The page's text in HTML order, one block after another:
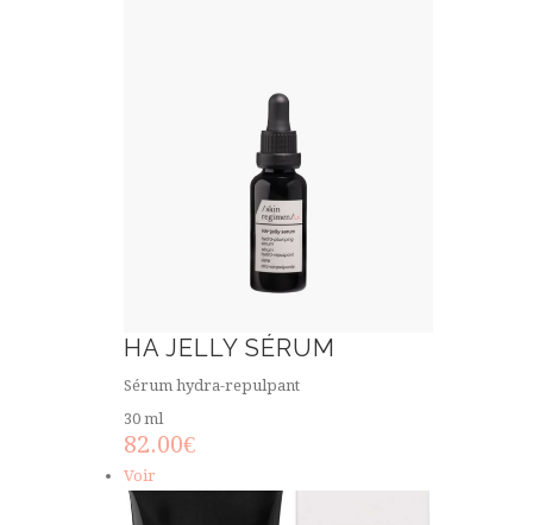
HA JELLY SÉRUM
Sérum hydra-repulpant
30 ml
82.00€
Voir